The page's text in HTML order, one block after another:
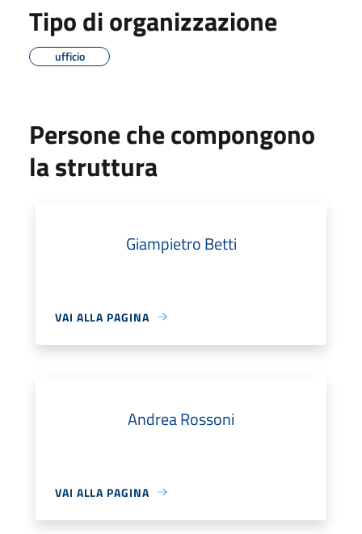
Tipo di organizzazione
ufficio
Persone che compongono
la struttura
Giampietro Betti
VAI ALLA PAGINA
Andrea Rossoni
VAI ALLA PAGINA